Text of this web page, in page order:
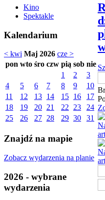
Kino
Spektakle
Kalendarium
< kwi Maj 2026 cze >
pon wto śro czw pią sob nie
1
2
3
4
5 6 7 8 9
10
11
12 13 14 15 16
17
18
19 20 21 22 23
24
25
26 27 28 29 30 31
Znajdź na mapie
Zobacz wydarzenia na planie
2026 - wybrane
wydarzenia